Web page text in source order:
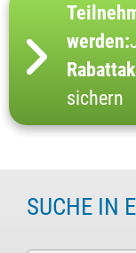
werden:
sichern
SUCHE IN